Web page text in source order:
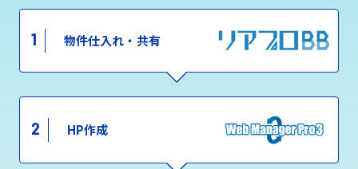
1 物件仕入れ・共有
2 HP作成